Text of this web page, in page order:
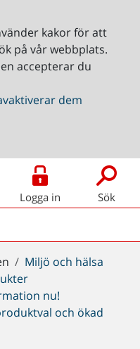
kakor för att
på vår webbplats.
accepterar du
dem
Logga in Sök
Miljö och hälsa
nu!
och ökad